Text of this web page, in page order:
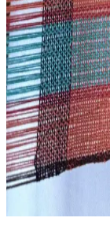
3D Yazıcı ile
Atkı Deneyimi
3D yazıcı
modifiye edilebilir
detaylar ve iplik
Dokuma
Öğrenme
Dokuma tezgahı
ayarları gibi teknik
süreç, dokuma